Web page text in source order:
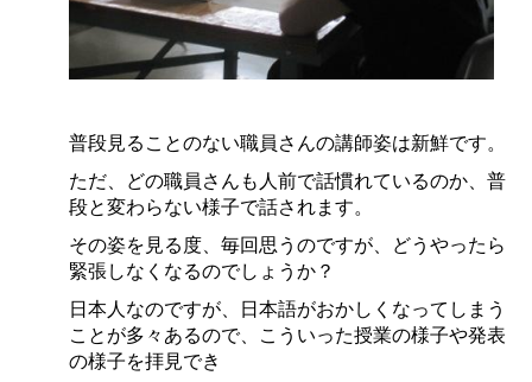
普段見ることのない職員さんの講師姿は新鮮です。
ただ、どの職員さんも人前で話慣れているのか、普
段と変わらない様子で話されます。
その姿を見る度、毎回思うのですが、どうやったら
緊張しなくなるのでしょうか？
日本人なのですが、日本語がおかしくなってしまう
ことが多々あるので、こういった授業の様子や発表
の様子を拝見でき